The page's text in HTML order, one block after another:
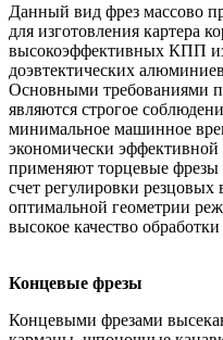
Данный вид фрез массово
для изготовления картера
высокоэффективных КПП
доэвтектических
Основными требованиями
являются строгое
минимальное машинное
экономически
применяют торцевые фрезы
счет регулировки
оптимальной геометрии
высокое качество
Концевые фрезы
Концевыми фрезами